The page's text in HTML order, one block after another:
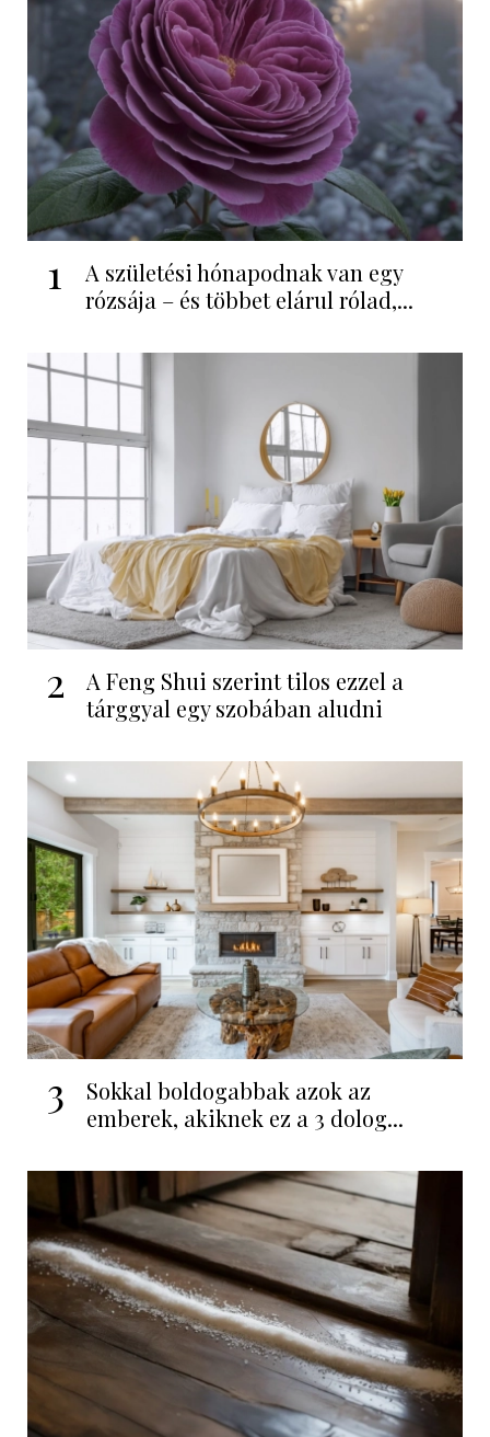
1
A születési hónapodnak van egy
rózsája – és többet elárul rólad,...
2
A Feng Shui szerint tilos ezzel a
tárggyal egy szobában aludni
3
Sokkal boldogabbak azok az
emberek, akiknek ez a 3 dolog...